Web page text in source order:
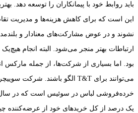
باید روابط خود با پیمانکاران را توسعه دهد.
این است که برای کاهش هزینه‌ها و مدیریت
نشوند و در عوض مشارکت‌های معنادار و
ارتباطات بهتر منجر می‌شود. البته انجام هیچ‌یک
بود. اما بسیاری از شرکت‌ها، از جمله مارکس
یک درصد از کل خریدهای خود از عرضه‌کننده